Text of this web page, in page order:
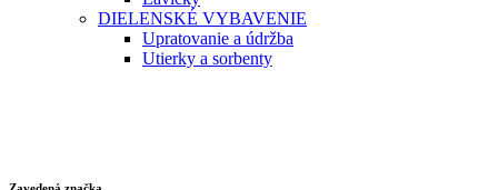
DIELENSKÉ VYBAVENIE
Upratovanie a údržba
Utierky a sorbenty